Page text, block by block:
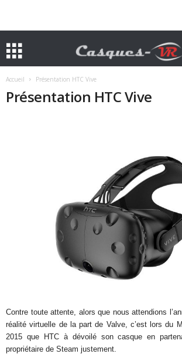
Accueil Présentation HTC Vive
Présentation HTC Vive
Contre toute attente, alors que nous attendions
réalité virtuelle de la part de Valve, c’est lors du
2015 que HTC à dévoilé son casque en
propriétaire de Steam justement.